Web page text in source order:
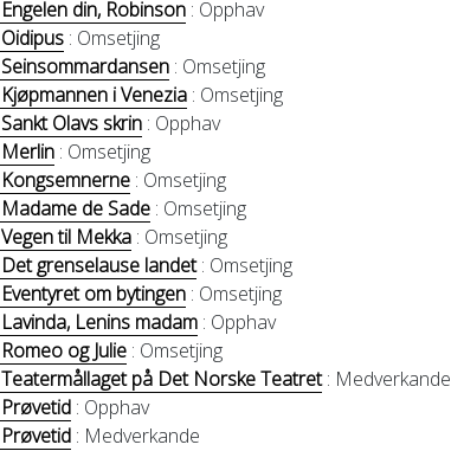
Engelen din, Robinson : Opphav
Oidipus : Omsetjing
Seinsommardansen : Omsetjing
Kjøpmannen i Venezia : Omsetjing
Sankt Olavs skrin : Opphav
Merlin : Omsetjing
Kongsemnerne : Omsetjing
Madame de Sade : Omsetjing
Vegen til Mekka : Omsetjing
Det grenselause landet: Omsetjing
Eventyret om bytingen : Omsetjing
Lavinda, Lenins madam : Opphav
Romeo og Julie : Omsetjing
Teatermållaget på Det Norske Teatret: Medverkande
Prøvetid : Opphav
Prøvetid : Medverkande